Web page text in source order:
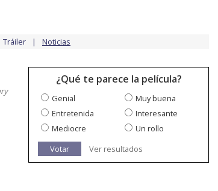
Tráiler Noticias
¿Qué te parece la película?
Genial
Muy buena
Entretenida
Interesante
Mediocre
Un rollo
Votar
Ver resultados